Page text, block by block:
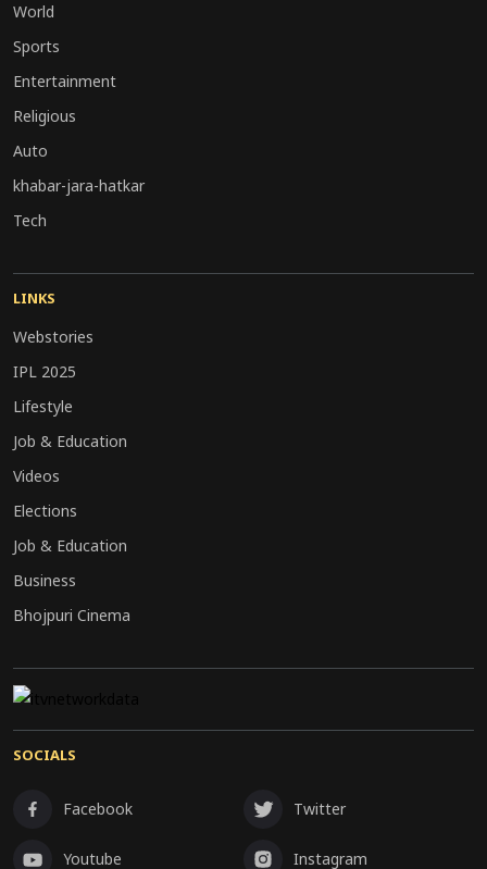
World
Sports
Entertainment
Religious
Auto
khabar-jara-hatkar
Tech
LINKS
Webstories
IPL 2025
Lifestyle
Job & Education
Videos
Elections
Job & Education
Business
Bhojpuri Cinema
SOCIALS
Facebook Twitter
Youtube Instagram